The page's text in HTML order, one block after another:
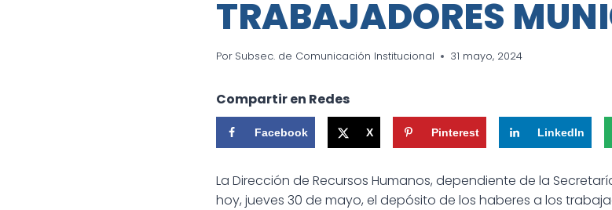
TRABAJADORES
Por Subsec. de Comunicación Institucional 31 mayo, 2024
Compartir en Redes
Facebook X Pinterest LinkedIn
La Dirección de Recursos Humanos, dependiente de la
hoy, jueves 30 de mayo, el depósito de los haberes a los